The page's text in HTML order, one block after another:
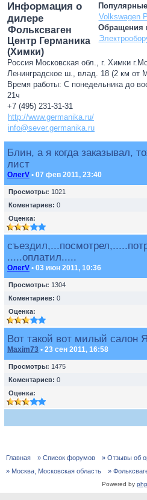
Volkswagen
Обращения
Информация о
дилере
Фольксваген
Центр Германика
(Химки)
Россия Московская обл., г. Химки
Ленинградское ш., влад. 18 (2 км от
Время работы: С понедельника до
21ч
+7 (495) 231-31-31
http://www.germanika.ru/
info@sever.germanika.ru
Блин, а я когда заказывал,
лист
ОлегV • 07 фев 2011, 23:40
Просмотры: 1021
Коментариев: 0
Оценка:
.....оплатил.....
ОлегV • 03 июн 2011, 10:36
Просмотры: 1304
Коментариев: 0
Оценка:
Вот такой вот милый салон
Maxim73 • 23 сен 2011, 16:58
Просмотры: 1475
Коментариев: 0
Оценка:
Главная » Список форумов
» Отзывы об
» Москва, Московская область
»
Powered by